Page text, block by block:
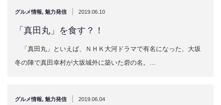
グルメ情報, 魅力発信 2019.06.10
「真田丸」を食す？！
「真田丸」といえば、ＮＨＫ大河ドラマで有名になった、大坂
冬の陣で真田幸村が大坂城外に築いた砦の名。…
グルメ情報, 魅力発信 2019.06.04